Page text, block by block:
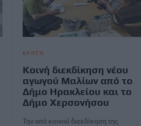
ΚΡΗΤΗ
Κοινή διεκδίκηση νέου
αγωγού Μαλίων από το
Δήμο Ηρακλείου και το
Δήμο Χερσονήσου
Την από κοινού διεκδίκηση της